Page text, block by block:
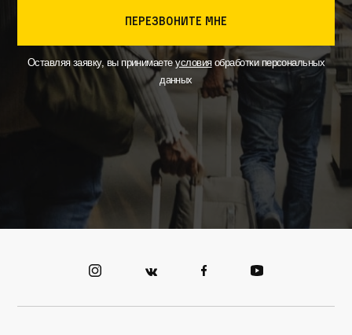
перезвоните мне
Оставляя заявку, вы принимаетеусловияобработки персональных
данных